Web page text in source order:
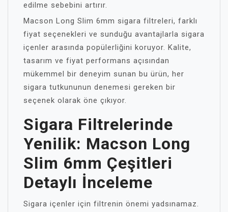
edilme sebebini artırır.
Macson Long Slim 6mm sigara filtreleri, farklı
fiyat seçenekleri ve sunduğu avantajlarla sigara
içenler arasında popülerliğini koruyor. Kalite,
tasarım ve fiyat performans açısından
mükemmel bir deneyim sunan bu ürün, her
sigara tutkununun denemesi gereken bir
seçenek olarak öne çıkıyor.
Sigara Filtrelerinde
Yenilik: Macson Long
Slim 6mm Çeşitleri
Detaylı İnceleme
Sigara içenler için filtrenin önemi yadsınamaz.